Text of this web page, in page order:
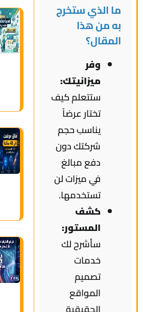
ما الذي ستخرج
به من هذا
المقال؟
وفر
ميزانيتك:
ستتعلم كيف
تختار عرضاً
يناسب حجم
شركتك دون
دفع مبالغ
في ميزات لن
تستخدمها.
كشف
المستور:
سأشرح لك
خدمات
تصميم
المواقع